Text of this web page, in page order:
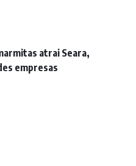
atrai Seara,
empresas